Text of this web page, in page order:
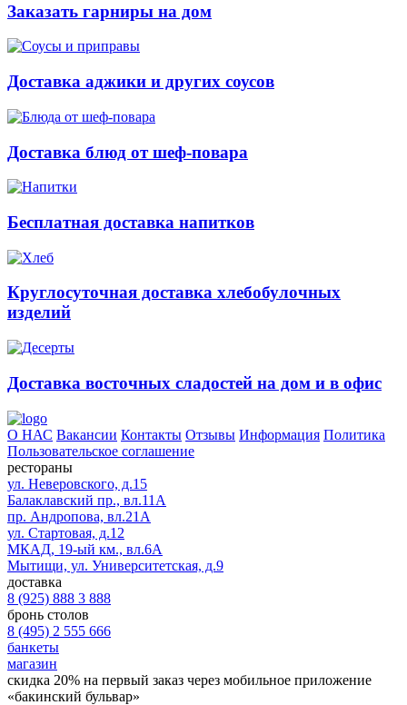
Заказать гарниры на дом
Доставка аджики и других соусов
Доставка блюд от шеф-повара
Бесплатная доставка напитков
Круглосуточная доставка хлебобулочных
изделий
Доставка восточных сладостей на дом и в офис
О НАС Вакансии Контакты Отзывы Информация Политика
Пользовательское соглашение
рестораны
ул. Неверовского, д.15
Балаклавский пр., вл.11А
пр. Андропова, вл.21А
ул. Стартовая, д.12
МКАД, 19-ый км., вл.6А
Мытищи, ул. Университетская, д.9
доставка
8 (925) 888 3 888
бронь столов
8 (495) 2 555 666
банкеты
магазин
скидка 20% на первый заказ через мобильное приложение
«бакинский бульвар»